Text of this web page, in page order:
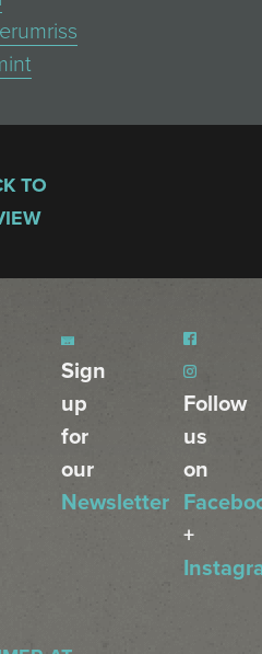
TO
Sign
up
for
our
Newsletter
Follow
us
on
+